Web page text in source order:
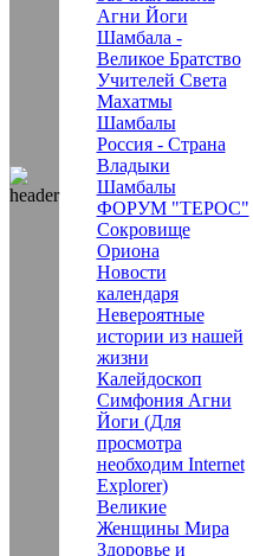
Агни Йоги
Шамбала -
Великое Братство
Учителей Света
Махатмы
Шамбалы
Россия - Страна
Владыки
Шамбалы
ФОРУМ "ТЕРОС"
Сокровище
Ориона
Новости
календаря
Невероятные
истории из нашей
жизни
Калейдоскоп
Симфония Агни
Йоги (Для
просмотра
необходим Internet
Explorer)
Великие
Женщины Мира
Здоровье и